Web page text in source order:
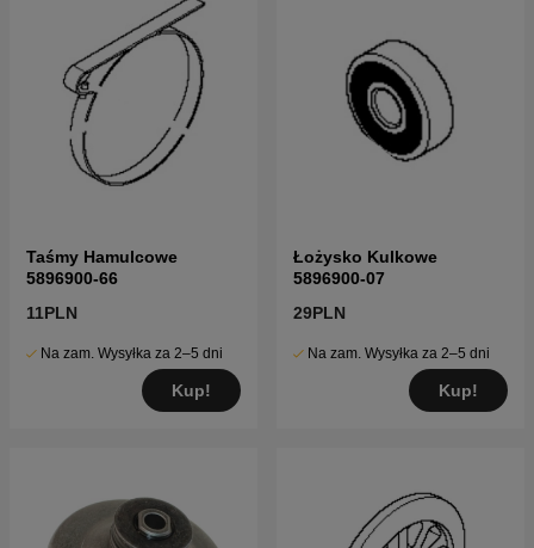
Taśmy Hamulcowe
5896900-66
11PLN
Na zam. Wysyłka za 2–5 dni
Kup!
Łożysko Kulkowe
5896900-07
29PLN
Na zam. Wysyłka za 2–5 dni
Kup!